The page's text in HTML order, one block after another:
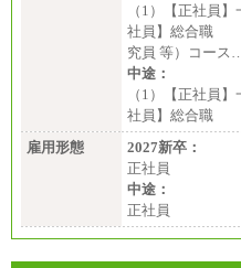
（1）【正社員
社員】総合職
究員 等）コース
中途：
（1）【正社員
社員】総合職
雇用形態
2027新卒：
正社員
中途：
正社員